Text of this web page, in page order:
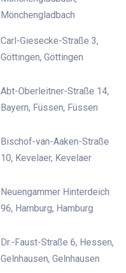
Mönchengladbach
Carl-Giesecke-Straße 3,
Göttingen, Göttingen
Abt-Oberleitner-Straße 14,
Bayern, Füssen, Füssen
Bischof-van-Aaken-Straße
10, Kevelaer, Kevelaer
Neuengammer Hinterdeich
96, Hamburg, Hamburg
Dr.-Faust-Straße 6, Hessen,
Gelnhausen, Gelnhausen